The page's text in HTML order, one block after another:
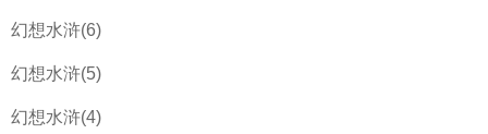
幻想水浒(6)
幻想水浒(5)
幻想水浒(4)